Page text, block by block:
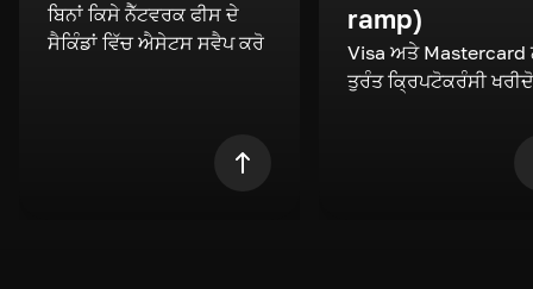
ਬਿਨਾਂ ਕਿਸੇ ਨੈੱਟਵਰਕ ਫੀਸ ਦੇ
ਸੈਕਿੰਡਾਂ ਵਿੱਚ ਐਸੇਟਸ ਸਵੈਪ ਕਰੋ
ramp)
Visa ਅਤੇ Mastercard
ਤੁਰੰਤ ਕ੍ਰਿਪਟੋਕਰੰਸੀ ਖਰੀਦੋ